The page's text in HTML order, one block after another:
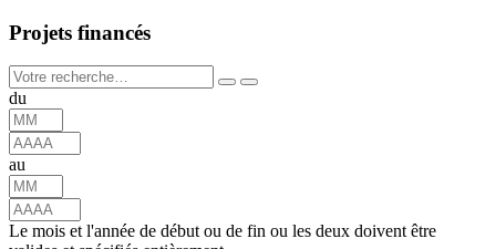
Projets financés
du
au
Le mois et l'année de début ou de fin ou les deux doivent être